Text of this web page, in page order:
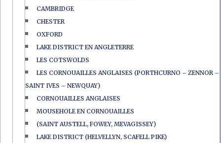
CAMBRIDGE
CHESTER
OXFORD
LAKE DISTRICT EN ANGLETERRE
LES COTSWOLDS
LES CORNOUAILLES ANGLAISES (PORTHCURNO – ZENNOR –
SAINT IVES – NEWQUAY)
CORNOUAILLES ANGLAISES
MOUSEHOLE EN CORNOUAILLES
(SAINT AUSTELL, FOWEY, MEVAGISSEY)
LAKE DISTRICT (HELVELLYN, SCAFELL PIKE)